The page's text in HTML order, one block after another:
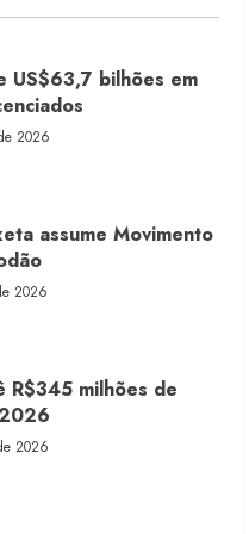
assume Movimento
2026
R$345 milhões de
2026
passaporte digital na
2026